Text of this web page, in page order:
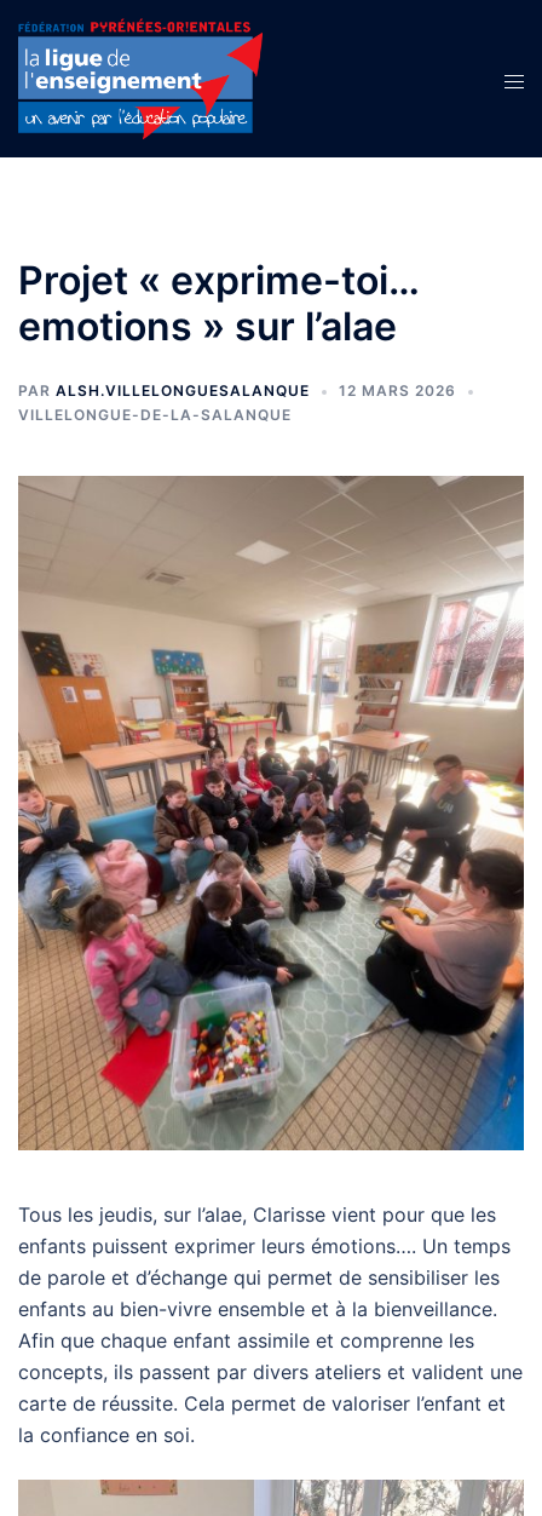
contenu
Projet « exprime-toi…
emotions » sur l’alae
PAR ALSH.VILLELONGUESALANQUE
12 MARS 2026
VILLELONGUE-DE-LA-SALANQUE
Tous les jeudis, sur l’alae, Clarisse vient pour que les
enfants puissent exprimer leurs émotions…. Un temps
de parole et d’échange qui permet de sensibiliser les
enfants au bien-vivre ensemble et à la bienveillance.
Afin que chaque enfant assimile et comprenne les
concepts, ils passent par divers ateliers et valident une
carte de réussite. Cela permet de valoriser l’enfant et
la confiance en soi.